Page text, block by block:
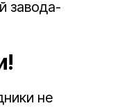
завода-
не